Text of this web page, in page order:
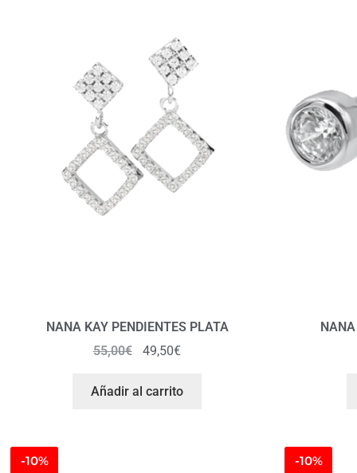
NANA KAY PENDIENTES PLATA
55,00€ 49,50€
Añadir al carrito
-10% -10%